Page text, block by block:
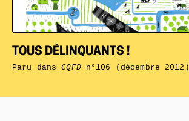
TOUS DÉLINQUANTS !
Paru dansCQFDn°106 (décembre 2012)